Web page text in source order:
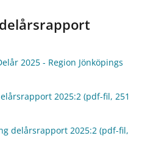
2025 - Region Jönköpings
2025:2(pdf-fil, 251
delårsrapport 2025:2(pdf-fil,